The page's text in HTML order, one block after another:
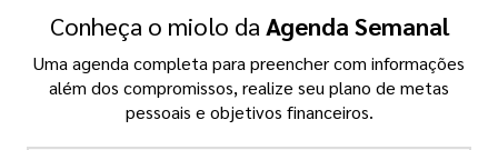
Conheça o miolo da Agenda Semanal
Uma agenda completa para preencher com informações
além dos compromissos, realize seu plano de metas
pessoais e objetivos financeiros.